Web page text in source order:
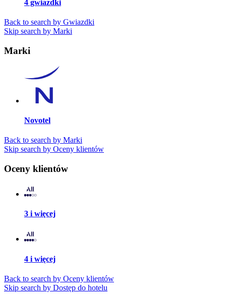
4 gwiazdki
Back to search by Gwiazdki
Skip search by Marki
Marki
Novotel
Back to search by Marki
Skip search by Oceny klientów
Oceny klientów
3 i więcej
4 i więcej
Back to search by Oceny klientów
Skip search by Dostęp do hotelu